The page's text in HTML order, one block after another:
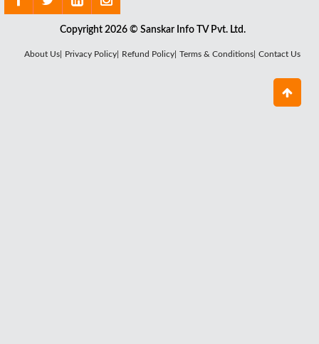
क्यों जरूरी है सूर्य देव की कृपा ?
Copyright 2026 © Sanskar Info TV Pvt. Ltd.
About Us| Privacy Policy| Refund Policy| Terms & Conditions| Contact Us